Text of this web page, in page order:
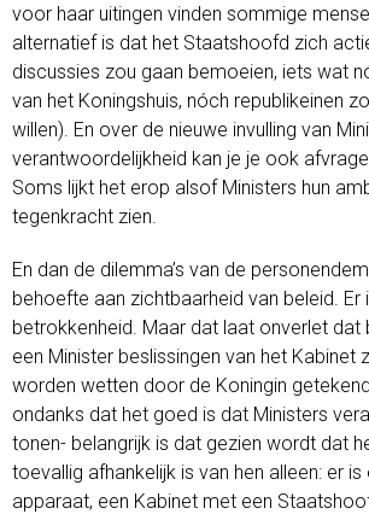
voor haar uitingen vinden sommige
alternatief is dat het Staatshoofd zich
discussies zou gaan bemoeien, iets wat
van het Koningshuis, nóch republikeinen
willen). En over de nieuwe invulling van
verantwoordelijkheid kan je je ook
Soms lijkt het erop alsof Ministers hun
tegenkracht zien.
En dan de dilemma’s van de
behoefte aan zichtbaarheid van beleid. Er
betrokkenheid. Maar dat laat onverlet dat
een Minister beslissingen van het Kabinet
worden wetten door de Koningin
ondanks dat het goed is dat Ministers
tonen- belangrijk is dat gezien wordt dat
toevallig afhankelijk is van hen alleen: er
apparaat, een Kabinet met een